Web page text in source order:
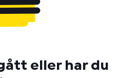
eller har du